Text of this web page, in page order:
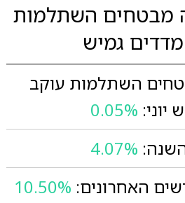
מבטחים השתלמות
גמיש
השתלמות עוקב
0.05%
4.07%
10.50%